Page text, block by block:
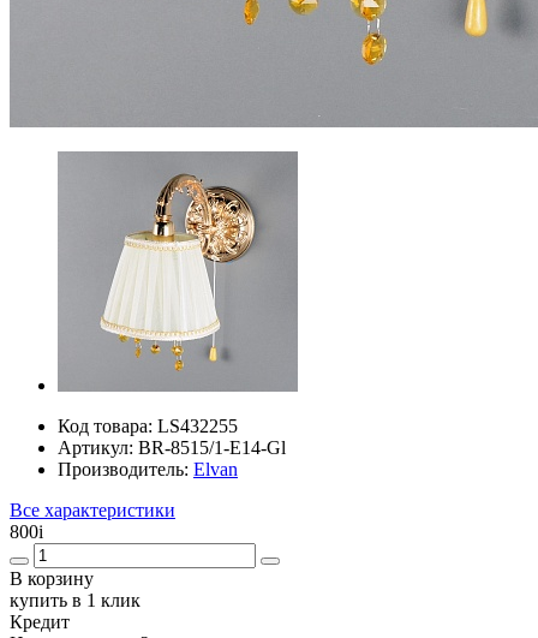
Код товара: LS432255
Артикул: BR-8515/1-E14-Gl
Производитель: Elvan
Все характеристики
800i
В корзину
купить в 1 клик
Кредит